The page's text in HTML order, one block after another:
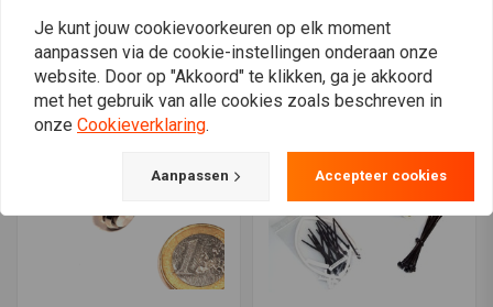
€107,94
Je kunt jouw cookievoorkeuren op elk moment
aanpassen via de cookie-instellingen onderaan onze
website. Door op "Akkoord" te klikken, ga je akkoord
met het gebruik van alle cookies zoals beschreven in
onze Cookieverklaring.
Aanpassen Accepteer cookies